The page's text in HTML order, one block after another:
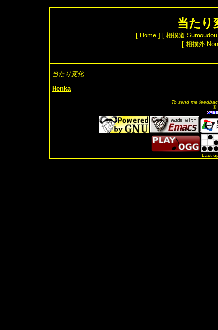
当たり
[ Home ] [ 相撲道 Sumoudou
[ 相撲外
当たり変化
Henka
To send me
©
Last